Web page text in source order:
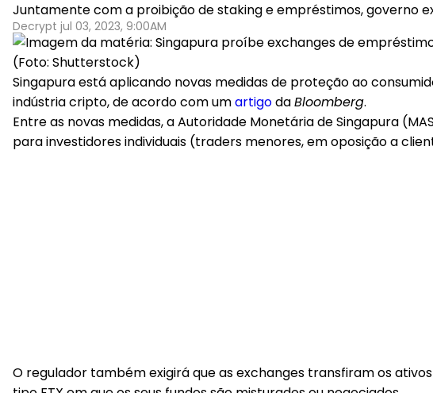
Juntamente com a proibição de staking e empréstimos, governo
Decrypt jul 03, 2023, 9:00AM
(Foto: Shutterstock)
Singapura está aplicando novas medidas de proteção ao
indústria cripto, de acordo com umartigodaBloomberg.
Entre as novas medidas, a Autoridade Monetária de Singapura
para investidores individuais (traders menores, em oposição a
O regulador também exigirá que as exchanges transfiram os